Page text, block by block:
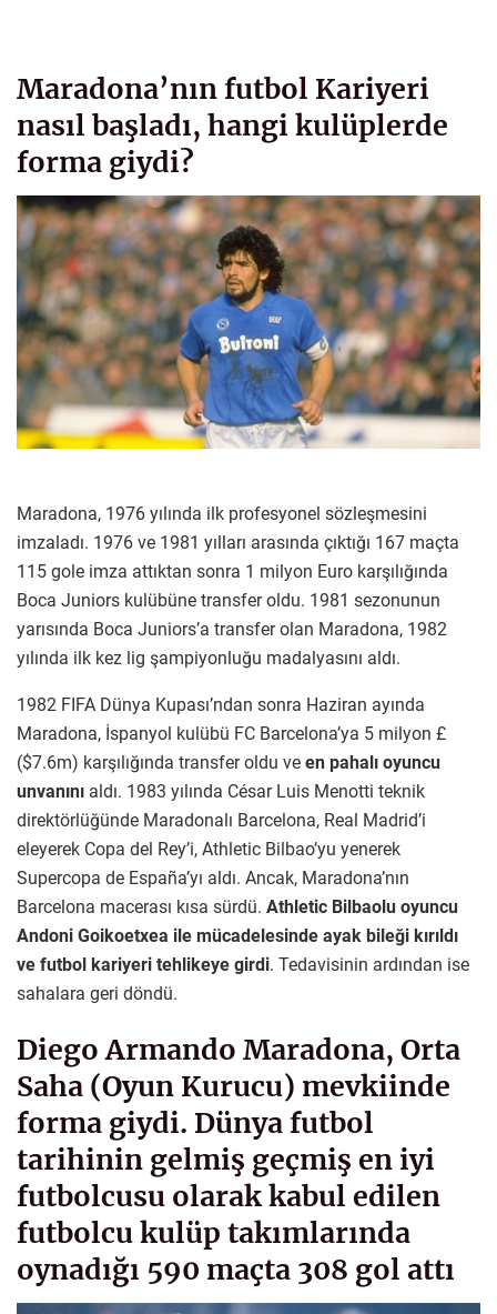
Maradona’nın futbol Kariyeri
nasıl başladı, hangi kulüplerde
forma giydi?
Maradona, 1976 yılında ilk profesyonel sözleşmesini
imzaladı. 1976 ve 1981 yılları arasında çıktığı 167 maçta
115 gole imza attıktan sonra 1 milyon Euro karşılığında
Boca Juniors kulübüne transfer oldu. 1981 sezonunun
yarısında Boca Juniors’a transfer olan Maradona, 1982
yılında ilk kez lig şampiyonluğu madalyasını aldı.
1982 FIFA Dünya Kupası’ndan sonra Haziran ayında
Maradona, İspanyol kulübü FC Barcelona’ya 5 milyon £
($7.6m) karşılığında transfer oldu ve en pahalı oyuncu
unvanını aldı. 1983 yılında César Luis Menotti teknik
direktörlüğünde Maradonalı Barcelona, Real Madrid’i
eleyerek Copa del Rey’i, Athletic Bilbao’yu yenerek
Supercopa de España’yı aldı. Ancak, Maradona’nın
Barcelona macerası kısa sürdü. Athletic Bilbaolu oyuncu
Andoni Goikoetxea ile mücadelesinde ayak bileği kırıldı
ve futbol kariyeri tehlikeye girdi. Tedavisinin ardından ise
sahalara geri döndü.
Diego Armando Maradona, Orta
Saha (Oyun Kurucu) mevkiinde
forma giydi. Dünya futbol
tarihinin gelmiş geçmiş en iyi
futbolcusu olarak kabul edilen
futbolcu kulüp takımlarında
oynadığı 590 maçta 308 gol attı